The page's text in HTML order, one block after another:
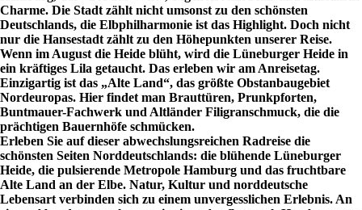
Charme. Die Stadt zählt nicht umsonst zu den schönsten
Deutschlands, die Elbphilharmonie ist das Highlight. Doch nicht
nur die Hansestadt zählt zu den Höhepunkten unserer Reise.
Wenn im August die Heide blüht, wird die Lüneburger Heide in
ein kräftiges Lila getaucht. Das erleben wir am Anreisetag.
Einzigartig ist das „Alte Land“, das größte Obstanbaugebiet
Nordeuropas. Hier findet man Brauttüren, Prunkpforten,
Buntmauer-Fachwerk und Altländer Filigranschmuck, die die
prächtigen Bauernhöfe schmücken.
Erleben Sie auf dieser abwechslungsreichen Radreise die
schönsten Seiten Norddeutschlands: die blühende Lüneburger
Heide, die pulsierende Metropole Hamburg und das fruchtbare
Alte Land an der Elbe. Natur, Kultur und norddeutsche
Lebensart verbinden sich zu einem unvergesslichen Erlebnis. An